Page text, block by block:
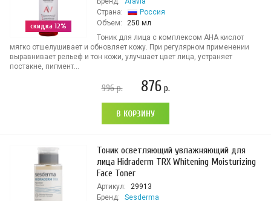
скидка 12%
Страна:
Россия
Объем:
250 мл
Тоник для лица с комплексом AHA кислот
мягко отшелушивает и обновляет кожу. При регулярном применении
выравнивает рельеф и тон кожи, улучшает цвет лица, устраняет
постакне, пигмент...
996р. 876р.
В КОРЗИНУ
Тоник осветляющий увлажняющий для
лица Hidraderm TRX Whitening Moisturizing
Face Toner
Артикул:
29913
Бренд:
Sesderma